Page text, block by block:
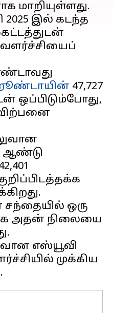
மாறியுள்ளது.
2025 இல் கடந்த
வளர்ச்சியைப்
47,727
ஒப்பிடும்போது,
விற்பனை
ஆண்டு
ஒரு
அதன் நிலையை
எஸ்யூவி
முக்கிய